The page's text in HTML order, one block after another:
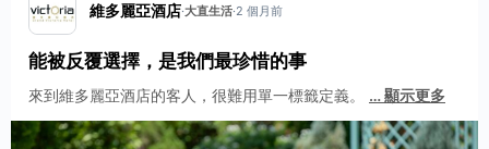
維多麗亞酒店·大直生活·2 個月前
能被反覆選擇，是我們最珍惜的事
來到維多麗亞酒店的客人，很難用單一標籤定義。 …顯示更多